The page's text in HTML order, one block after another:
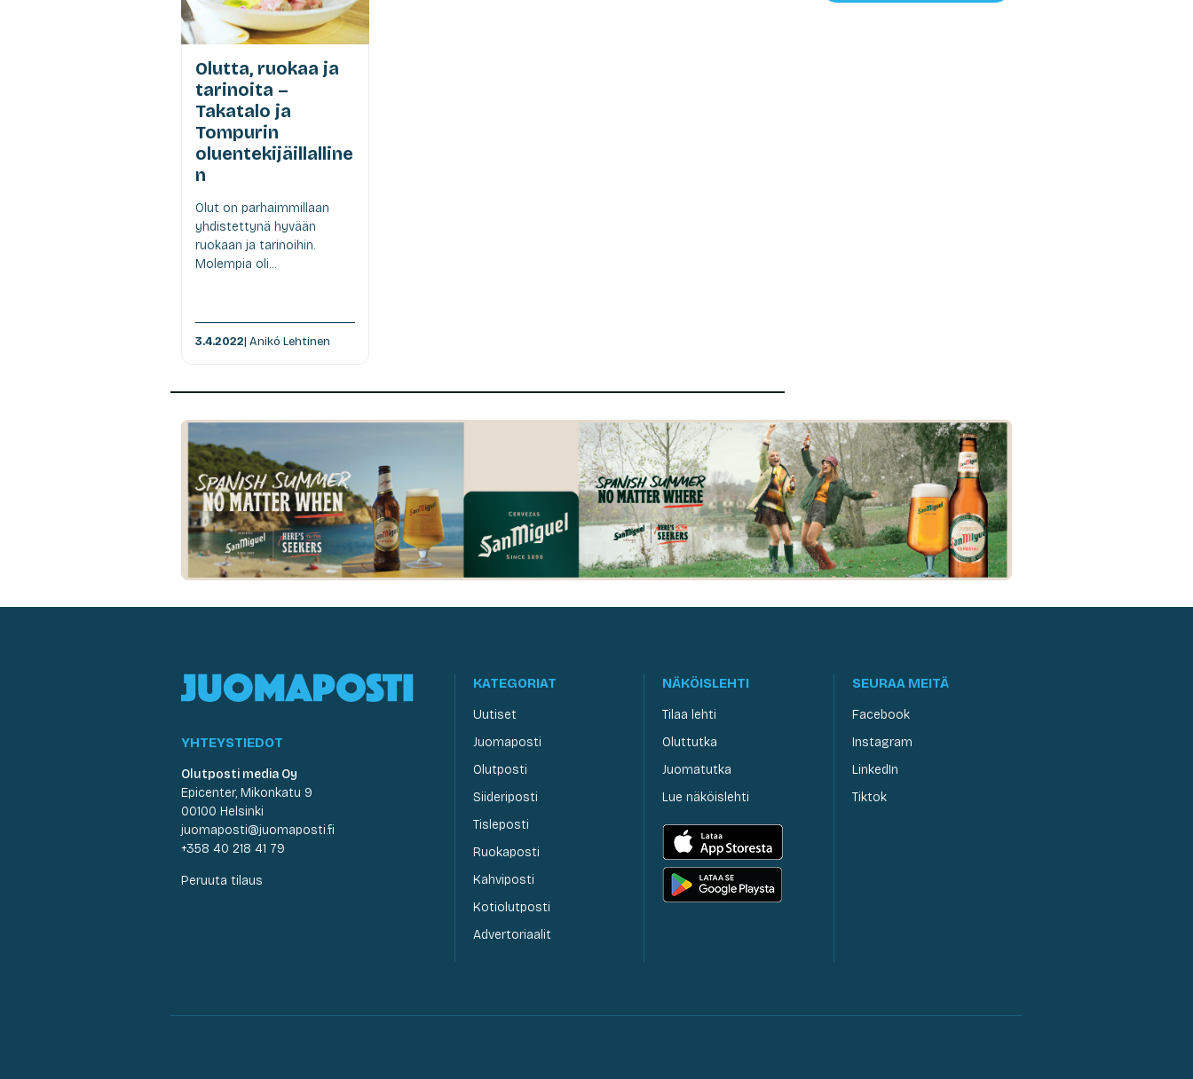
Olutta, ruokaa ja
tarinoita –
Takatalo ja
Tompurin
oluentekijäillalline
n
Olut on parhaimmillaan
yhdistettynä hyvään
ruokaan ja tarinoihin.
Molempia oli...
3.4.2022| Anikó Lehtinen
YHTEYSTIEDOT
Olutposti media Oy
Epicenter, Mikonkatu 9
00100 Helsinki
juomaposti@juomaposti.fi
+358 40 218 41 79
Peruuta tilaus
KATEGORIAT
Uutiset
Juomaposti
Olutposti
Siideriposti
Tisleposti
Ruokaposti
Kahviposti
Kotiolutposti
Advertoriaalit
NÄKÖISLEHTI
Tilaa lehti
Oluttutka
Juomatutka
Lue näköislehti
SEURAA MEITÄ
Facebook
Instagram
LinkedIn
Tiktok